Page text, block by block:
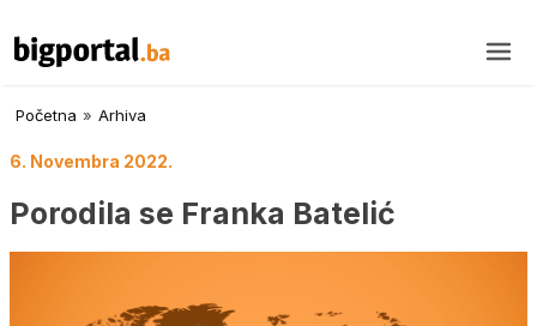
Početna » Arhiva
6. Novembra 2022.
Porodila se Franka Batelić